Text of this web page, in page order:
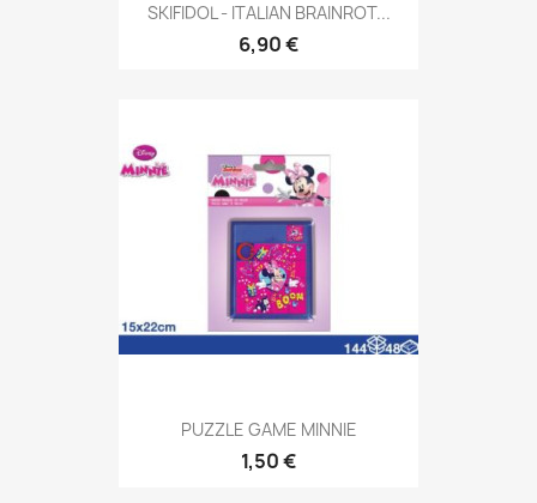
SKIFIDOL - ITALIAN BRAINROT...
6,90 €
PUZZLE GAME MINNIE
1,50 €